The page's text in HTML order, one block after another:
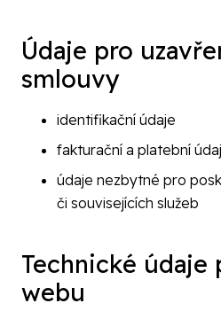
Údaje pro
smlouvy
identifikační údaje
fakturační a platební
údaje nezbytné pro
či souvisejících služeb
Technické údaje
webu